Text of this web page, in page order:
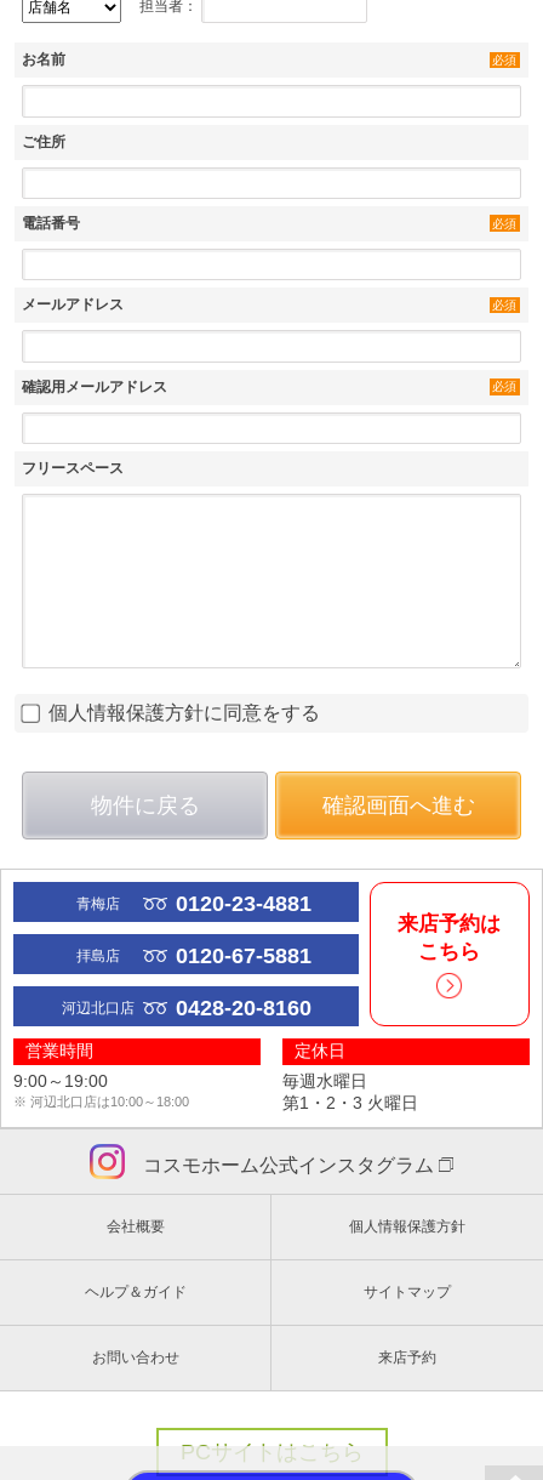
担当者：
お名前 必須
ご住所
電話番号 必須
メールアドレス 必須
確認用メールアドレス 必須
フリースペース
個人情報保護方針に同意をする
物件に戻る 確認画面へ進む
青梅店 0120-23-4881
拝島店 0120-67-5881
河辺北口店 0428-20-8160
来店予約は
こちら
営業時間
9:00～19:00
※ 河辺北口店は10:00～18:00
定休日
毎週水曜日
第1・2・3 火曜日
コスモホーム公式インスタグラム
会社概要 個人情報保護方針
ヘルプ＆ガイド サイトマップ
お問い合わせ 来店予約
PCサイトはこちら